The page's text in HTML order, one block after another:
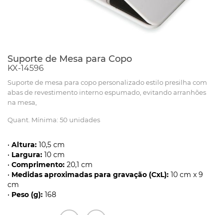
Suporte de Mesa para Copo
KX-14596
Suporte de mesa para copo personalizado estilo presilha com
abas de revestimento interno espumado, evitando arranhões
na mesa,
Quant. Mínima: 50 unidades
• Altura: 10,5 cm
• Largura: 10 cm
• Comprimento: 20,1 cm
• Medidas aproximadas para gravação (CxL): 10 cm x 9
cm
• Peso (g): 168